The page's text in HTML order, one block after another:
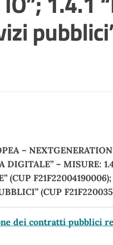
–
– MISURE:
F21F22004190006);
(CUP
dei contratti pubblici